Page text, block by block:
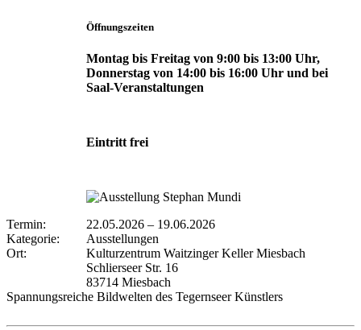
Öffnungszeiten
Montag bis Freitag von 9:00 bis 13:00 Uhr,
Donnerstag von 14:00 bis 16:00 Uhr und bei
Saal-Veranstaltungen
Eintritt frei
Termin: 22.05.2026 – 19.06.2026
Kategorie:
Ausstellungen
Ort:
Kulturzentrum Waitzinger Keller Miesbach
Schlierseer Str. 16
83714 Miesbach
Spannungsreiche Bildwelten des Tegernseer Künstlers